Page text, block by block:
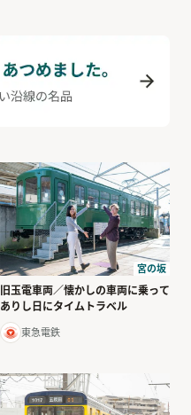
宮の坂
旧玉電車両／懐かしの車両に乗って
ありし日にタイムトラベル
東急電鉄